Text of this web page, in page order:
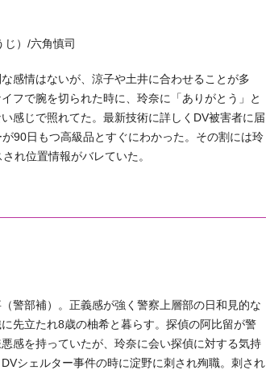
）/六角慎司
感情はないが、涼子や土井に合わせることが多
フで腕を切られた時に、玲奈に「ありがとう」と
感じで照れてた。最新技術に詳しくDV被害者に届
90日もつ高級品とすぐにわかった。その割には玲
れ位置情報がバレていた。
警部補）。正義感が強く警察上層部の日和見的な
先立たれ8歳の柚希と暮らす。探偵の阿比留が警
感を持っていたが、玲奈に会い探偵に対する気持
シェルター事件の時に淀野に刺され殉職。刺され